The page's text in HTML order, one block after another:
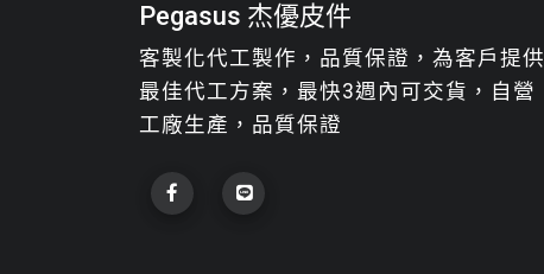
Pegasus 杰優皮件
客製化代工製作，品質保證，為客戶提供
最佳代工方案，最快3週內可交貨，自營
工廠生產，品質保證